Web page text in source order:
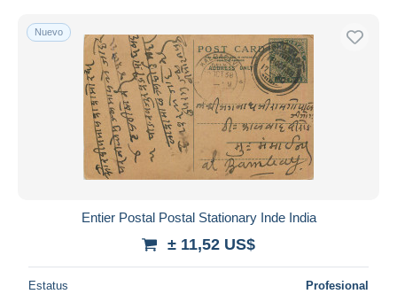
Nuevo
Entier Postal Postal Stationary Inde India
± 11,52 US$
Estatus Profesional